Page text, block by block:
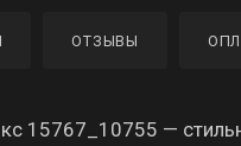
ОТЗЫВЫ
15767_10755 —